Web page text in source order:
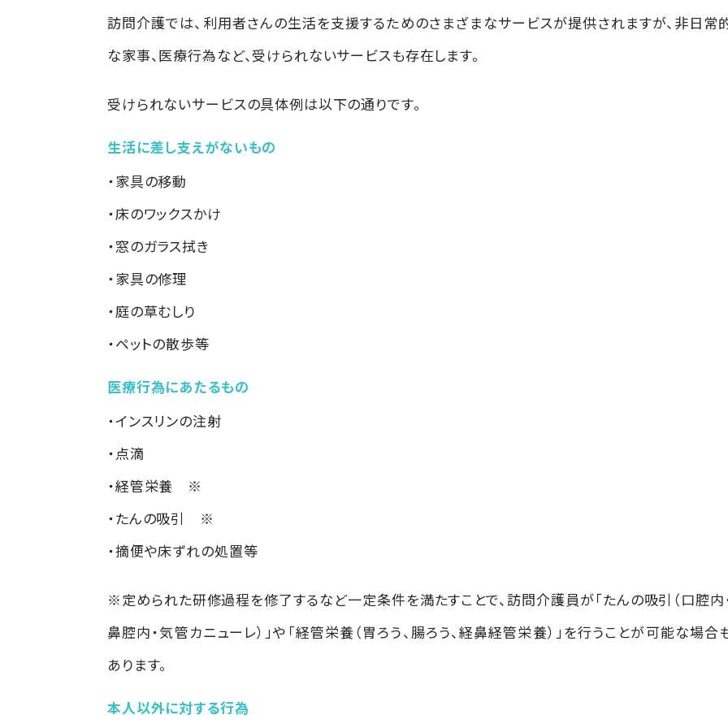
訪問介護では、利用者さんの生活を支援するためのさまざまなサービスが提供されますが、非日常
な家事、医療行為など、受けられないサービスも存在します。
受けられないサービスの具体例は以下の通りです。
生活に差し支えがないもの
・家具の移動
・床のワックスかけ
・窓のガラス拭き
・家具の修理
・庭の草むしり
・ペットの散歩等
医療行為にあたるもの
・インスリンの注射
・点滴
・経管栄養 ※
・たんの吸引 ※
・摘便や床ずれの処置等
※定められた研修過程を修了するなど一定条件を満たすことで、訪問介護員が「たんの吸引（口腔内
鼻腔内・気管カニューレ）」や「経管栄養（胃ろう、腸ろう、経鼻経管栄養）」を行うことが可能な場合
あります。
本人以外に対する行為